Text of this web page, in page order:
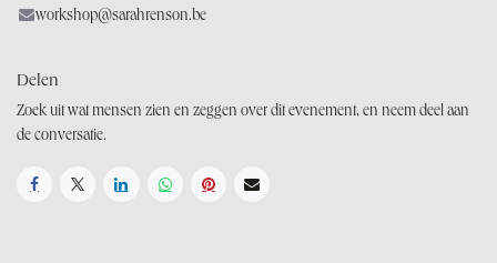
workshop@sarahrenson.be
Delen
Zoek uit wat mensen zien en zeggen over dit evenement, en neem deel aan
de conversatie.